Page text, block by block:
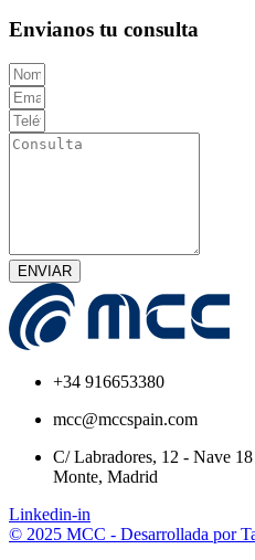
Envianos tu consulta
ENVIAR
+34 916653380
mcc@mccspain.com
C/ Labradores, 12 - Nave
Monte, Madrid
Linkedin-in
© 2025 MCC - Desarrollada por